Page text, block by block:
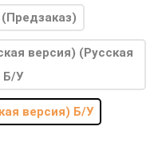
версия) (Русская
Б/У
версия) Б/У